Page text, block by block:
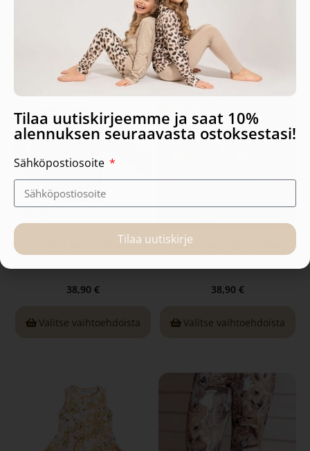
Tutustu myös
Neva paita, Delhi
38,90 €
Valitse vaihtoehdoista
Kaarna leggingsit, Sahara
38,90 €
Valitse vaihtoehdoista
Tilaa uutiskirjeemme ja saat 10%
alennuksen seuraavasta ostoksestasi!
Sähköpostiosoite
Tilaa uutiskirje